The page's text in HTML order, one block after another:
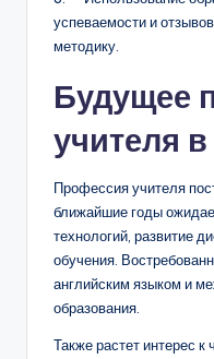
успеваемости и
методику.
Будущее
учителя
Профессия учителя
ближайшие годы
технологий, развитие
обучения.
английским языком и
образования.
Также растет интерес к